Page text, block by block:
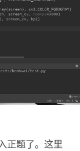
正题了。这里